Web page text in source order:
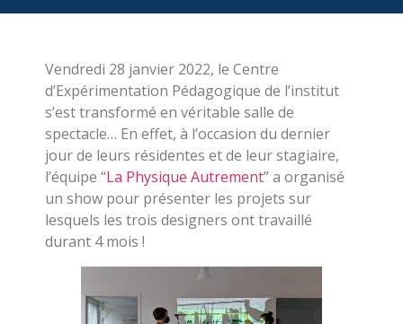
Vendredi 28 janvier 2022, le Centre
d’Expérimentation Pédagogique de l’institut
s’est transformé en véritable salle de
spectacle… En effet, à l’occasion du dernier
jour de leurs résidentes et de leur stagiaire,
l’équipe “La Physique Autrement” a organisé
un show pour présenter les projets sur
lesquels les trois designers ont travaillé
durant 4 mois !